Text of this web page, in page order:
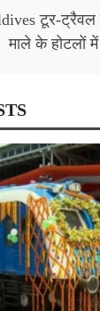
टूर-ट्रैवल
माले के होटलों में